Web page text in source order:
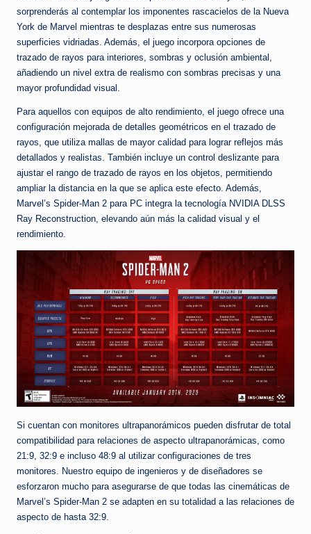
sorprenderás al contemplar los imponentes rascacielos de la Nueva
York de Marvel mientras te desplazas entre sus numerosas
superficies vidriadas. Además, el juego incorpora opciones de
trazado de rayos para interiores, sombras y oclusión ambiental,
añadiendo un nivel extra de realismo con sombras precisas y una
mayor profundidad visual.
Para aquellos con equipos de alto rendimiento, el juego ofrece una
configuración mejorada de detalles geométricos en el trazado de
rayos, que utiliza mallas de mayor calidad para lograr reflejos más
detallados y realistas. También incluye un control deslizante para
ajustar el rango de trazado de rayos en los objetos, permitiendo
ampliar la distancia en la que se aplica este efecto. Además,
Marvel’s Spider-Man 2 para PC integra la tecnología NVIDIA DLSS
Ray Reconstruction, elevando aún más la calidad visual y el
rendimiento.
Si cuentan con monitores ultrapanorámicos pueden disfrutar de total
compatibilidad para relaciones de aspecto ultrapanorámicas, como
21:9, 32:9 e incluso 48:9 al utilizar configuraciones de tres
monitores. Nuestro equipo de ingenieros y de diseñadores se
esforzaron mucho para asegurarse de que todas las cinemáticas de
Marvel’s Spider-Man 2 se adapten en su totalidad a las relaciones de
aspecto de hasta 32:9.